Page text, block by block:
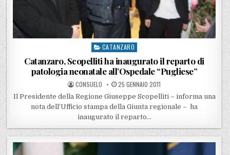
Posted in
CATANZARO
Catanzaro, Scopelliti ha inaugurato il reparto di
patologia neonatale all’Ospedale “Pugliese”
POSTED BY
CONSUELO POSTED ON
25 GENNAIO 2011
Il Presidente della Regione Giuseppe Scopelliti – informa una
nota dell’Ufficio stampa della Giunta regionale – ha
inaugurato il reparto…